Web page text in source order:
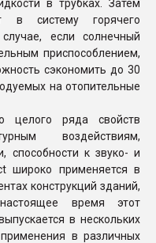
в трубках. Затем
в систему горячего
если солнечный
приспособлением,
сэкономить до 30
на отопительные
целого ряда свойств
воздействиям,
способности к звуко- и
широко применяется в
конструкций зданий,
время этот
в нескольких
в различных